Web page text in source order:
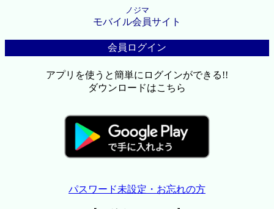
ノジマ
モバイル会員サイト
会員ログイン
アプリを使うと簡単にログインができる!!
ダウンロードはこちら
パスワード未設定・お忘れの方